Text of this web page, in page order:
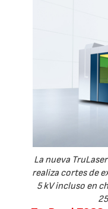
La nueva
realiza cortes de
5 kV incluso en